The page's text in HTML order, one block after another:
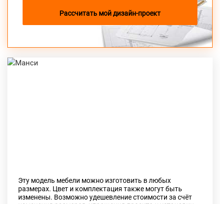
Рассчитать мой дизайн-проект
Эту модель мебели можно изготовить в любых
размерах. Цвет и комплектация также могут быть
изменены. Возможно удешевление стоимости за счёт